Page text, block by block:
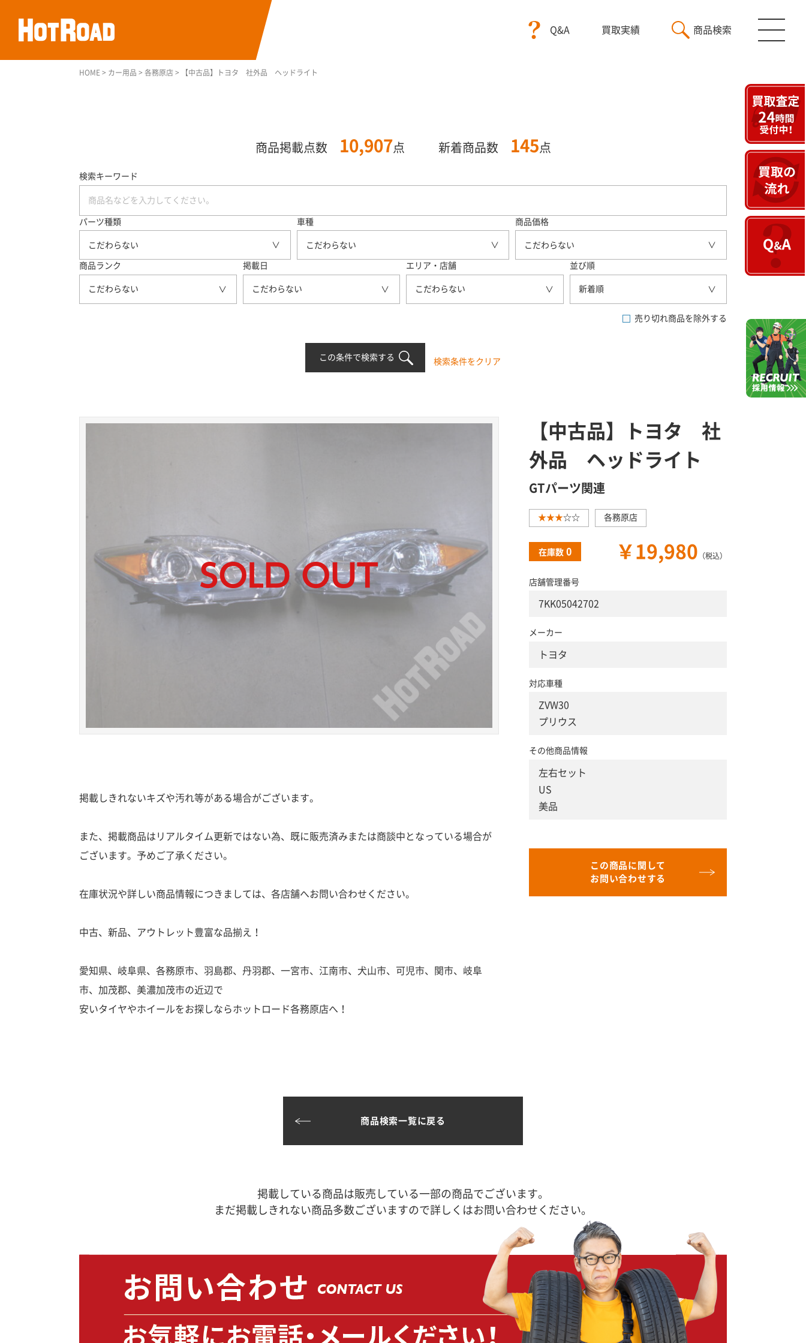
Q&A 買取実績 商品検索
HOME > カー用品 > 各務原店 > 【中古品】トヨタ 社外品 ヘッドライト
商品掲載点数 10,907点 新着商品数 145 点
検索キーワード
パーツ種類
こだわらない
車種
こだわらない
商品価格
こだわらない
商品ランク
こだわらない
掲載日
こだわらない
エリア・店舗
こだわらない
並び順
新着順
売り切れ商品を除外する
この条件で検索する 検索条件をクリア
掲載しきれないキズや汚れ等がある場合がございます。
また、掲載商品はリアルタイム更新ではない為、既に販売済みまたは商談中となっている場合が
ございます。予めご了承ください。
在庫状況や詳しい商品情報につきましては、各店舗へお問い合わせください。
中古、新品、アウトレット豊富な品揃え！
愛知県、岐阜県、各務原市、羽島郡、丹羽郡、一宮市、江南市、犬山市、可児市、関市、岐阜
市、加茂郡、美濃加茂市の近辺で
安いタイヤやホイールをお探しならホットロード各務原店へ！
【中古品】トヨタ 社
外品 ヘッドライト
GTパーツ関連
★★★☆☆ 各務原店
在庫数 0 ￥19,980 （税込）
店舗管理番号
7KK05042702
メーカー
トヨタ
対応車種
ZVW30
プリウス
その他商品情報
左右セット
US
美品
この商品に関して
お問い合わせする
商品検索一覧に戻る
掲載している商品は販売している一部の商品でございます。
まだ掲載しきれない商品多数ございますので詳しくはお問い合わせください。